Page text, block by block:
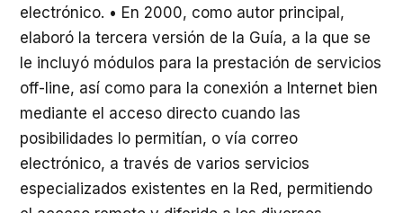
electrónico. • En 2000, como autor principal,
elaboró la tercera versión de la Guía, a la que se
le incluyó módulos para la prestación de servicios
off-line, así como para la conexión a Internet bien
mediante el acceso directo cuando las
posibilidades lo permitían, o vía correo
electrónico, a través de varios servicios
especializados existentes en la Red, permitiendo